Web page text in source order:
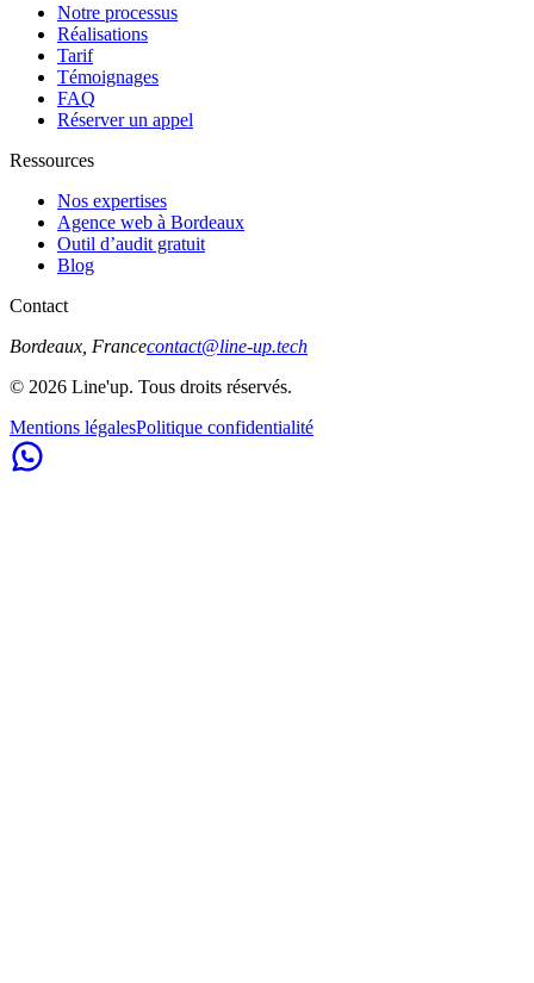
Notre processus
Réalisations
Tarif
Témoignages
FAQ
Réserver un appel
Ressources
Nos expertises
Agence web à Bordeaux
Outil d’audit gratuit
Blog
Contact
Bordeaux, Francecontact@line-up.tech
© 2026 Line'up. Tous droits réservés.
Mentions légalesPolitique confidentialité